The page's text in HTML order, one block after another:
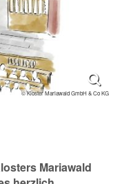
© Kloster Mariawald GmbH & Co KG
Mariawald